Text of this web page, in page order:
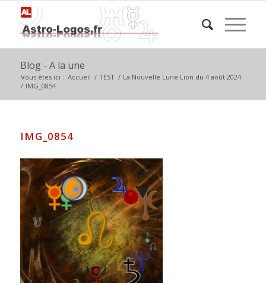
Blog - A la une
Vous êtes ici : Accueil / TEST / La Nouvelle Lune Lion du 4 août 2024
/ IMG_0854
IMG_0854